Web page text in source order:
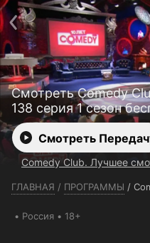
Смотреть Comedy
138 серия 1 сезон
Смотреть
Comedy Club. Лучшее
ГЛАВНАЯ / ПРОГРАММЫ /
Россия 18+
Телефон поддержки:+7 (727) 323 10 92
Пользовательское
Политика
Ввести промокод